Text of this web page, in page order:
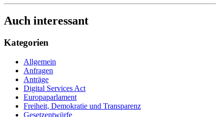
Auch interessant
Kategorien
Allgemein
Anfragen
Anträge
Digital Services Act
Europaparlament
Freiheit, Demokratie und Transparenz
Gesetzentwürfe